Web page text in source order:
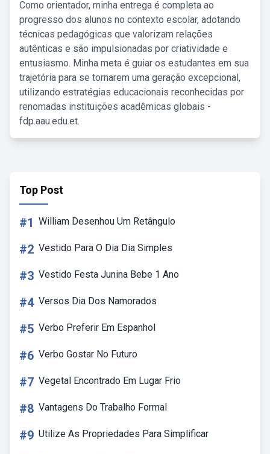
Como orientador, minha entrega é completa ao
progresso dos alunos no contexto escolar, adotando
técnicas pedagógicas que valorizam relações
autênticas e são impulsionadas por criatividade e
entusiasmo. Minha meta é guiar os estudantes em sua
trajetória para se tornarem uma geração excepcional,
utilizando estratégias educacionais reconhecidas por
renomadas instituições acadêmicas globais -
fdp.aau.edu.et.
Top Post
#1 William Desenhou Um Retângulo
#2 Vestido Para O Dia Dia Simples
#3 Vestido Festa Junina Bebe 1 Ano
#4 Versos Dia Dos Namorados
#5 Verbo Preferir Em Espanhol
#6 Verbo Gostar No Futuro
#7 Vegetal Encontrado Em Lugar Frio
#8 Vantagens Do Trabalho Formal
#9 Utilize As Propriedades Para Simplificar